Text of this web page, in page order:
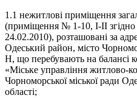
1.1 нежитлові приміщення
(приміщення № 1-10, І-ІІ
24.02.2010), розташовані за
Одеський район, місто
Н, що перебувають на балансі
«Міське управління житлово-
Чорноморської міської ради
області;